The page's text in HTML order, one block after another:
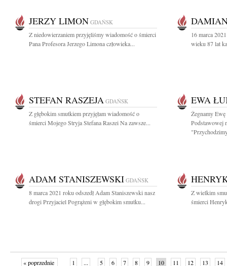
JERZY LIMON GDAŃSK
Z niedowierzaniem przyjęliśmy wiadomość o śmierci
Pana Profesora Jerzego Limona człowieka...
16 marca
wieku 87 lat
STEFAN RASZEJA GDAŃSK
Z głębokim smutkiem przyjęłam wiadomość o
śmierci Mojego Stryja Stefana Raszei Na zawsze...
EWA
Żegnamy
Podstawowej
ADAM STANISZEWSKI GDAŃSK
8 marca 2021 roku odszedł Adam Staniszewski nasz
drogi Przyjaciel Pogrążeni w głębokim smutku...
Z wielkim
śmierci
« poprzednie 1 ... 5 6 7 8 9 10 11 12 13 14